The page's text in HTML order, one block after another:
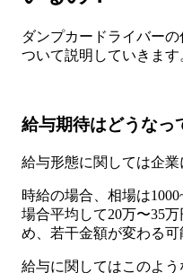
ダンプカードライバー
ついて説明していきます
給与期待はどうなっ
給与形態に関しては企
時給の場合、相場は
場合平均して20万〜35
め、若干金額が変わる可
給与に関してはこのよ